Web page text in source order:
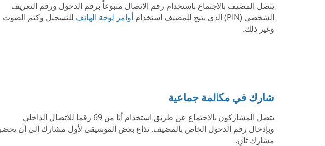
يتصل المضيف بالاجتماع باستخدام رقم الاتصال متبوعاً برقم الدخول ورقم التعريف
الشخصي (PIN) الذي يتيح للمضيف استخدام
أوامر لوحة الهاتف للتسجيل وكتم الصوت
وغير ذلك.
شارك في مكالمة جماعية
يتصل المشاركون بالاجتماع عن طريق استخدام أيًا من 69 رقما للاتصال الداخلي
وبإدخال رقم الدخول الخاص بالمضيف. تذاع بعض الموسيقى لأول مشارك إلى أن يحضر
مشارك ثانٍ.